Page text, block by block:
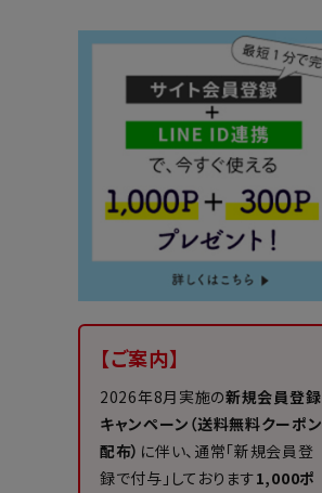
【ご案内】
2026年8月実施の新規会員登録
キャンペーン（送料無料クーポン
配布） に伴い、通常「新規会員登
録で付与」しております1,000ポ